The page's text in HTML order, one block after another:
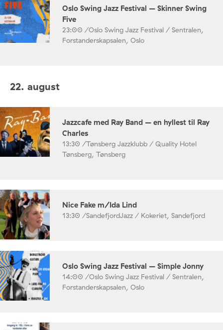
Oslo Swing Jazz Festival – Skinner Swing
Five
23:00 /Oslo Swing Jazz Festival / Sentralen,
Forstanderskapsalen, Oslo
22. august
Jazzcafe med Ray Band – en hyllest til Ray
Charles
13:30 /Tønsberg Jazzklubb / Quality Hotel
Tønsberg, Tønsberg
Nice Fake m/Ida Lind
13:30 /SandefjordJazz / Kokeriet, Sandefjord
Oslo Swing Jazz Festival – Simple Jonny
14:00 /Oslo Swing Jazz Festival / Sentralen,
Forstanderskapsalen, Oslo